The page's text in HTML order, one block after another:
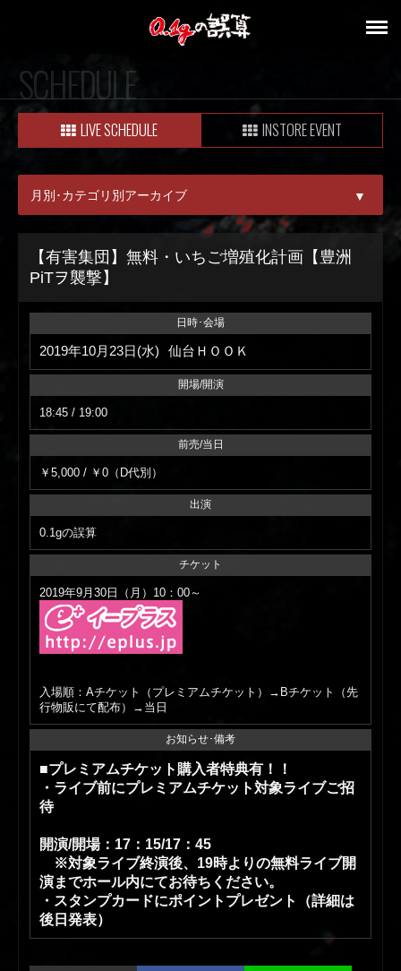
SCHEDULE
LIVE SCHEDULE INSTORE EVENT
月別･カテゴリ別アーカイブ ▼
ALL
08月
09月
【有害集団】無料・いちご増殖化計画【豊洲
PiTヲ襲撃】
日時･会場
2019年10月23日(水) 仙台ＨＯＯＫ
開場/開演
18:45 / 19:00
前売/当日
￥5,000 / ￥0（D代別）
出演
0.1gの誤算
チケット
2019年9月30日（月）10：00～
入場順：Aチケット（プレミアムチケット）→Bチケット（先
行物販にて配布）→当日
お知らせ･備考
■プレミアムチケット購入者特典有！！
・ライブ前にプレミアムチケット対象ライブご招
待
開演/開場：17：15/17：45
※対象ライブ終演後、19時よりの無料ライブ開
演までホール内にてお待ちください。
・スタンプカードにポイントプレゼント（詳細は
後日発表）